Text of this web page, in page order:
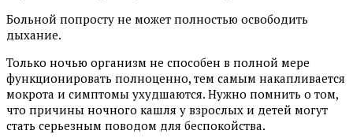
Больной попросту не может полностью освободить
дыхание.
Только ночью организм не способен в полной мере
функционировать полноценно, тем самым накапливается
мокрота и симптомы ухудшаются. Нужно помнить о том,
что причины ночного кашля у взрослых и детей могут
стать серьезным поводом для беспокойства.